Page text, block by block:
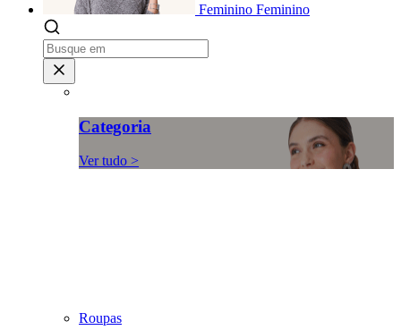
Feminino Feminino
Categoria
Ver tudo >
Roupas